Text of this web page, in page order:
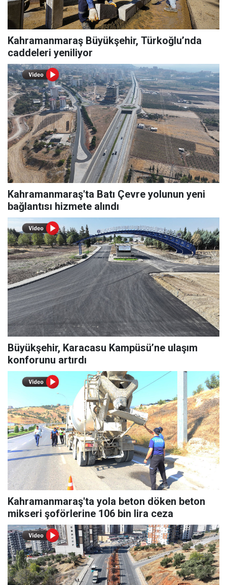
Kahramanmaraş Büyükşehir, Türkoğlu’nda
caddeleri yeniliyor
Kahramanmaraş'ta Batı Çevre yolunun yeni
bağlantısı hizmete alındı
Büyükşehir, Karacasu Kampüsü’ne ulaşım
konforunu artırdı
Kahramanmaraş'ta yola beton döken beton
mikseri şoförlerine 106 bin lira ceza